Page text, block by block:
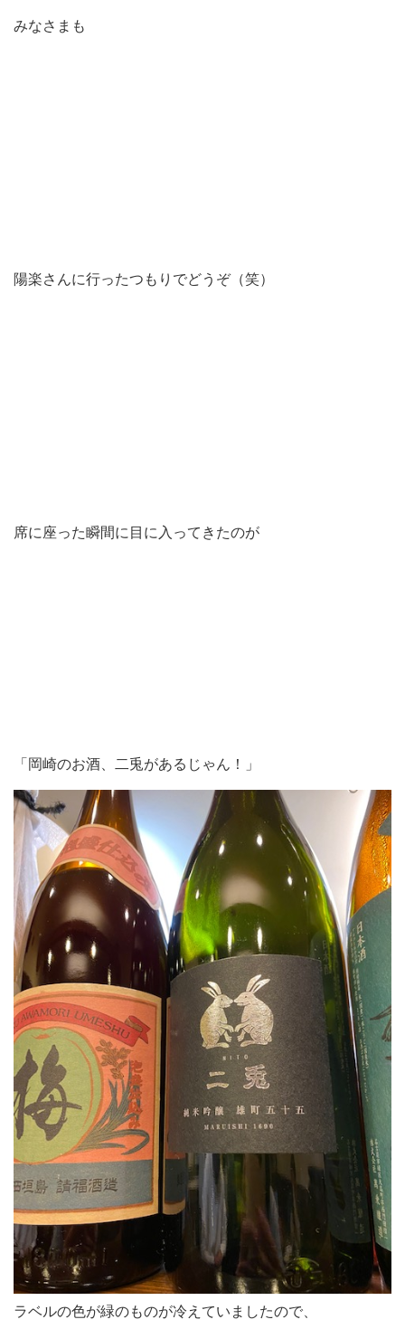
みなさまも
陽楽さんに行ったつもりでどうぞ（笑）
席に座った瞬間に目に入ってきたのが
「岡崎のお酒、二兎があるじゃん！」
ラベルの色が緑のものが冷えていましたので、